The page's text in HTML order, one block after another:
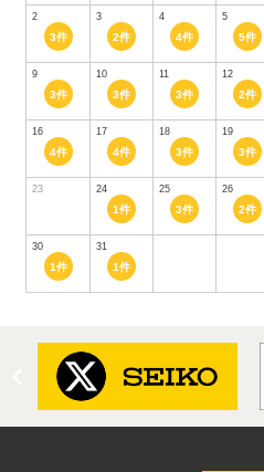
2
3件
3
2件
4
4件
5
5件
9
3件
10
3件
11
3件
12
2件
16
4件
17
4件
18
3件
19
3件
23 24
1件
25
3件
26
2件
30
1件
31
1件